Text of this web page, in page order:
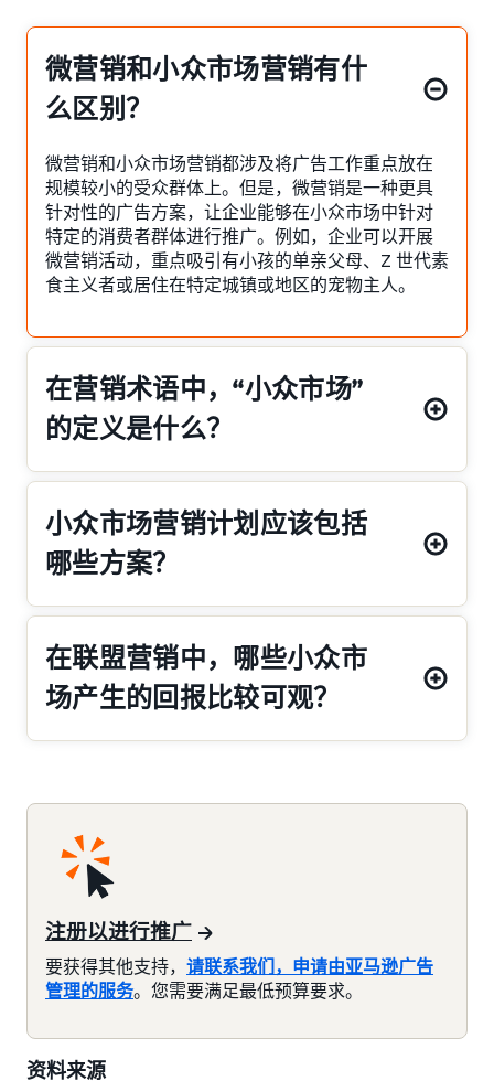
微营销和小众市场营销有什
么区别？
微营销和小众市场营销都涉及将广告工作重点放在
规模较小的受众群体上。但是，微营销是一种更具
针对性的广告方案，让企业能够在小众市场中针对
特定的消费者群体进行推广。例如，企业可以开展
微营销活动，重点吸引有小孩的单亲父母、Z 世代素
食主义者或居住在特定城镇或地区的宠物主人。
在营销术语中，“小众市场”
的定义是什么？
小众市场营销计划应该包括
哪些方案？
在联盟营销中，哪些小众市
场产生的回报比较可观？
注册以进行推广
要获得其他支持， 请联系我们，申请由亚马逊广告
管理的服务。您需要满足最低预算要求。
资料来源